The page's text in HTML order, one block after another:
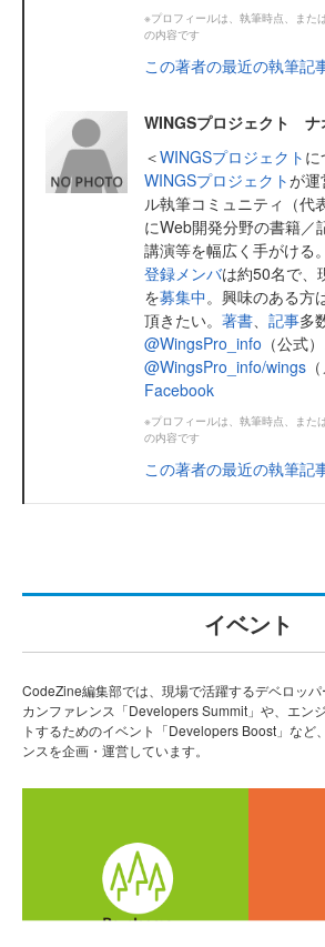
※プロフィールは、執筆時点、また
の内容です
この著者の最近の執筆記
WINGSプロジェクト ナ
＜WINGSプロジェクト に
WINGSプロジェクトが運
ル執筆コミュニティ（代
にWeb開発分野の書籍／
講演等を幅広く手がける
登録メンバは約50名で、
を募集中。興味のある方
頂きたい。 著書、 記事多
@WingsPro_info （公式）
@WingsPro_info/wings
Facebook
※プロフィールは、執筆時点、また
の内容です
この著者の最近の執筆記
イベント
CodeZine編集部では、現場で活躍するデベロッ
カンファレンス「Developers Summit」や、エン
トするためのイベント「Developers Boost」など
ンスを企画・運営しています。